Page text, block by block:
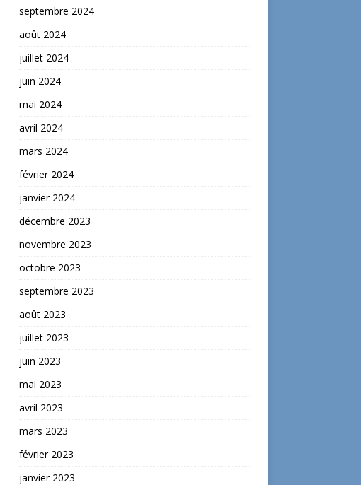
septembre 2024
août 2024
juillet 2024
juin 2024
mai 2024
avril 2024
mars 2024
février 2024
janvier 2024
décembre 2023
novembre 2023
octobre 2023
septembre 2023
août 2023
juillet 2023
juin 2023
mai 2023
avril 2023
mars 2023
février 2023
janvier 2023